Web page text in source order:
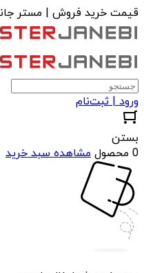
قیمت خرید فروش | مستر
ورود | ثبت‌نام
بستن
0 محصول
مشاهده سبد خرید